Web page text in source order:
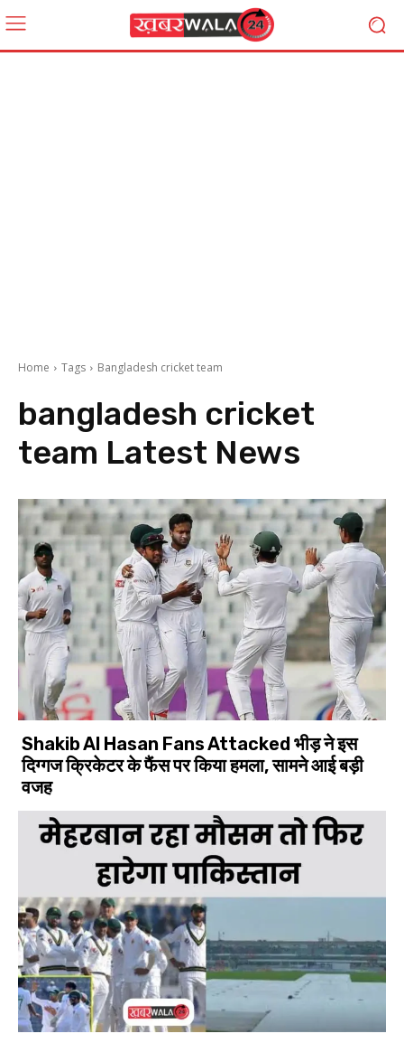
Home Tags Bangladesh cricket team
bangladesh cricket
team Latest News
Shakib Al Hasan Fans Attacked भीड़ ने इस
दिग्गज क्रिकेटर के फैंस पर किया हमला, सामने आई बड़ी
वजह